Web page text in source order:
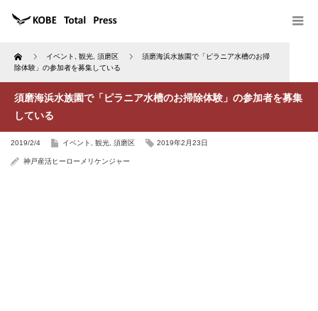
Home イベント 観光 須磨区
須磨海浜水族園で「ピラニア水槽のお掃
除体験」の参加者を募集している
須磨海浜水族園で「ピラニア水槽のお掃除体験」の参加者を募集
している
2019/2/4 イベント 観光 須磨区 2019年2月23日
神戸産活ヒーローメリケンジャー